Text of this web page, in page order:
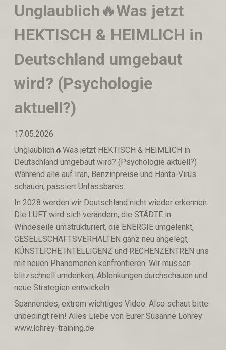
Unglaublich🔥Was jetzt
HEKTISCH & HEIMLICH in
Deutschland umgebaut
wird? (Psychologie
aktuell?)
17.05.2026
Unglaublich🔥Was jetzt HEKTISCH & HEIMLICH in
Deutschland umgebaut wird? (Psychologie aktuell?)
Während alle auf Iran, Benzinpreise und Hanta-Virus
schauen, passiert Unfassbares.
In 2028 werden wir Deutschland nicht wieder erkennen.
Die LUFT wird sich verändern, die STÄDTE in
Windeseile umstrukturiert, die ENERGIE umgelenkt,
GESELLSCHAFTSVERHALTEN ganz neu angelegt,
KÜNSTLICHE INTELLIGENZ und RECHENZENTREN uns
mit neuen Phänomenen konfrontieren. Wir müssen
blitzschnell umdenken, Ablenkungen durchschauen und
neue Strategien entwickeln.
Spannendes, extrem wichtiges Video. Also schaut bitte
unbedingt rein! Alles Liebe von Eurer Susanne Lohrey
www.lohrey-training.de